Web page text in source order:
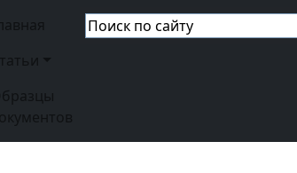
Основная навигация